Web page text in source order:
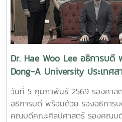
เคลื่อน โครงการ International
Education Special Program
โครงการความร่วมมือพิเศษระหว่า
(MOE) ร่วมกับภาคอุตสาหกรรมแล
เพื่อดึงดูดผู้มีความสามารถจากนาน
โอกาสในการทำงานในไต้หวัน หลัง
Dr. Hae Woo Lee อธิการบ
Dong-A University ประเทศส
มหาวิทยาลัยแม่โจ้
วันที่ 5 กุมภาพันธ์ 2569 รองศาส
อธิการบดี พร้อมด้วย รองอธิการ
คณบดีคณะศิลปศาสตร์ รองคณบ